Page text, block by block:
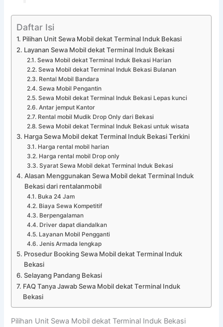
Daftar Isi
Pilihan Unit Sewa Mobil dekat Terminal Induk Bekasi
Layanan Sewa Mobil dekat Terminal Induk Bekasi
Sewa Mobil dekat Terminal Induk Bekasi Harian
Sewa Mobil dekat Terminal Induk Bekasi Bulanan
Rental Mobil Bandara
Sewa Mobil Pengantin
Sewa Mobil dekat Terminal Induk Bekasi Lepas kunci
Antar jemput Kantor
Rental mobil Mudik Drop Only dari Bekasi
Sewa Mobil dekat Terminal Induk Bekasi untuk wisata
Harga Sewa Mobil dekat Terminal Induk Bekasi Terkini
Harga rental mobil harian
Harga rental mobil Drop only
Syarat Sewa Mobil dekat Terminal Induk Bekasi
Alasan Menggunakan Sewa Mobil dekat Terminal Induk
Bekasi dari rentalanmobil
Buka 24 Jam
Biaya Sewa Kompetitif
Berpengalaman
Driver dapat diandalkan
Layanan Mobil Pengganti
Jenis Armada lengkap
Prosedur Booking Sewa Mobil dekat Terminal Induk
Bekasi
Selayang Pandang Bekasi
FAQ Tanya Jawab Sewa Mobil dekat Terminal Induk
Bekasi
Pilihan Unit Sewa Mobil dekat Terminal Induk Bekasi